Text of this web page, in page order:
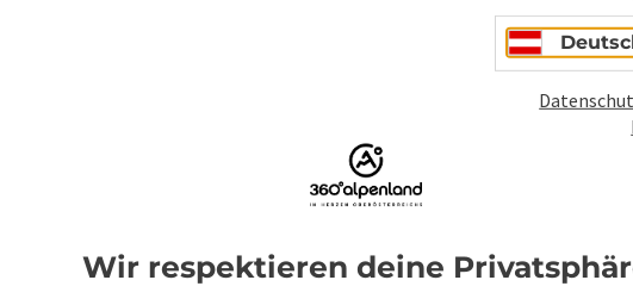
Absenden des Formulars werden die dafür
ist eine Kontaktaufnahme jederzeit per E-
Wenn Sie per Formular auf der Website oder per
Ihre angegebenen Daten zwecks Bearbeitung der
Anschlussfragen sechs Monate bei uns
Einwilligung weiter.
zur Datenschutzerklärung
Senden
Wir respektieren deine